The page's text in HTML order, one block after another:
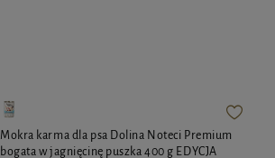
Mokra karma dla psa Dolina Noteci Premium
bogata w jagnięcinę puszka 400 g EDYCJA